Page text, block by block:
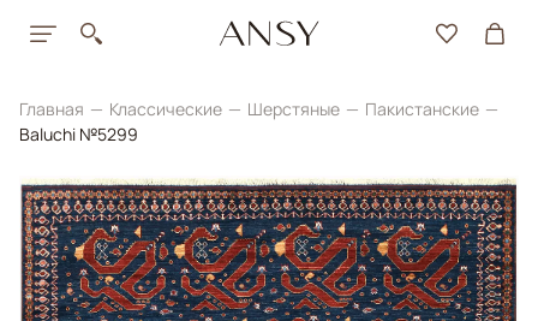
Главная Классические Шерстяные
Пакистанские
Baluchi №5299